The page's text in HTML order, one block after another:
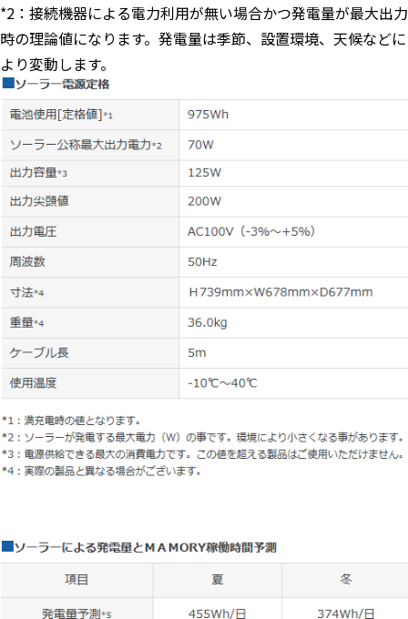
*2：接続機器による電力利用が無い場合かつ発電量が最大出力
時の理論値になります。発電量は季節、設置環境、天候などに
より変動します。